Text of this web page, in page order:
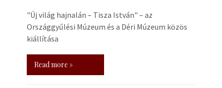
"Új világ hajnalán – Tisza István" – az
Országgyűlési Múzeum és a Déri Múzeum közös
kiállítása
Read more »